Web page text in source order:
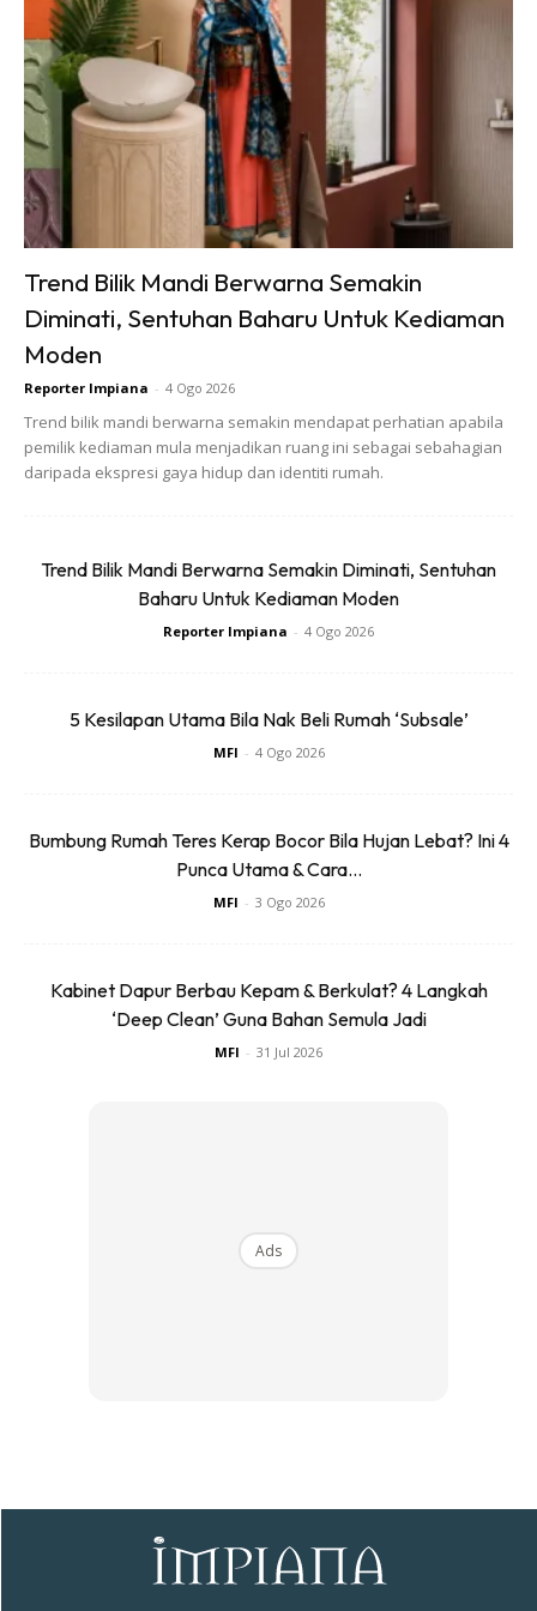
Ads
Trend Bilik Mandi Berwarna Semakin
Diminati, Sentuhan Baharu Untuk Kediaman
Moden
Reporter Impiana - 4 Ogo 2026
Trend bilik mandi berwarna semakin mendapat perhatian apabila
pemilik kediaman mula menjadikan ruang ini sebagai sebahagian
daripada ekspresi gaya hidup dan identiti rumah.
Trend Bilik Mandi Berwarna Semakin Diminati, Sentuhan
Baharu Untuk Kediaman Moden
Reporter Impiana - 4 Ogo 2026
5 Kesilapan Utama Bila Nak Beli Rumah ‘Subsale’
MFI - 4 Ogo 2026
Bumbung Rumah Teres Kerap Bocor Bila Hujan Lebat? Ini 4
Punca Utama & Cara...
MFI - 3 Ogo 2026
Kabinet Dapur Berbau Kepam & Berkulat? 4 Langkah
‘Deep Clean’ Guna Bahan Semula Jadi
MFI - 31 Jul 2026
Ads